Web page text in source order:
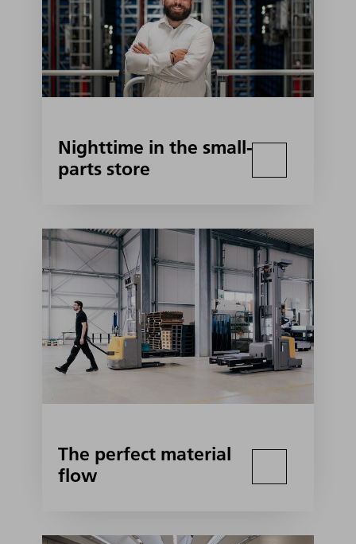
Nighttime in the small-
parts store
The perfect material
flow